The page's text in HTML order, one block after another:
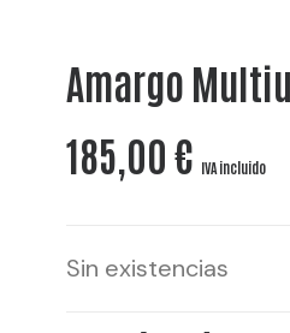
Amargo
185,00€ IVA incluido
Sin existencias